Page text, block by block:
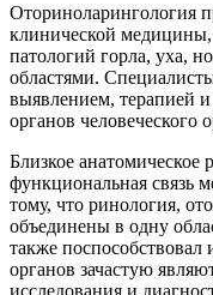
Оториноларингология
клинической медицины,
патологий горла, уха,
областями.
выявлением, терапией
органов человеческого
Близкое
функциональная связь
тому, что ринология,
объединены в одну
также поспособствовал
органов зачастую
исследования и